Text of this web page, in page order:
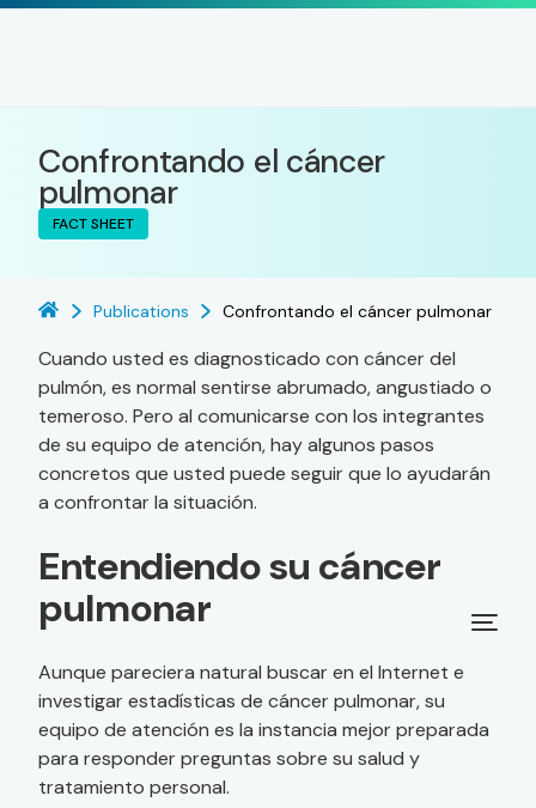
Confrontando el cáncer
pulmonar
FACT SHEET
Publications Confrontando el cáncer pulmonar
Cuando usted es diagnosticado con cáncer del
pulmón, es normal sentirse abrumado, angustiado o
temeroso. Pero al comunicarse con los integrantes
de su equipo de atención, hay algunos pasos
concretos que usted puede seguir que lo ayudarán
a confrontar la situación.
Entendiendo su cáncer
pulmonar
Aunque pareciera natural buscar en el Internet e
investigar estadísticas de cáncer pulmonar, su
equipo de atención es la instancia mejor preparada
para responder preguntas sobre su salud y
tratamiento personal.